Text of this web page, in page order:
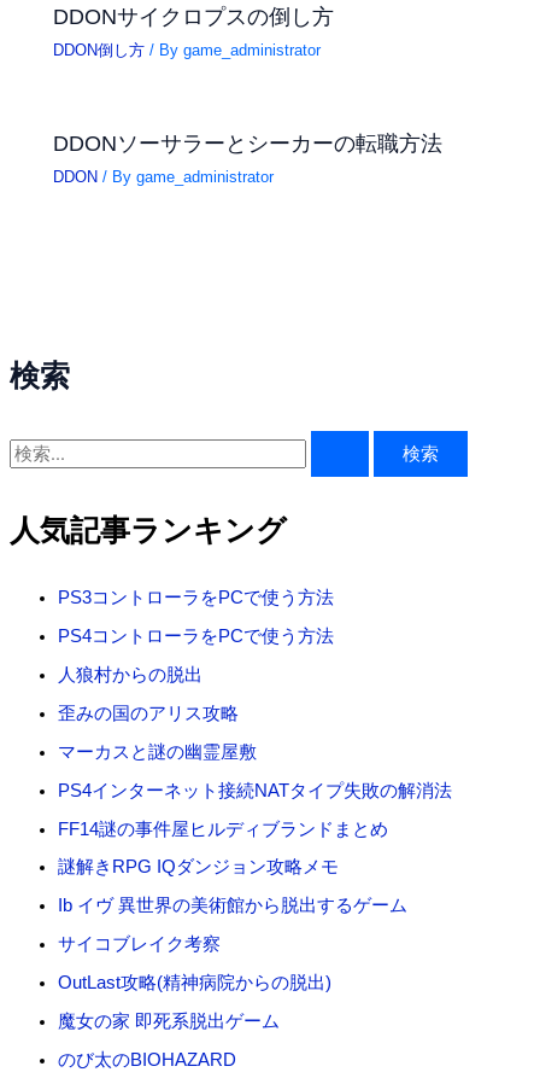
検索
検
対
象
人気記事ランキング
PS3コントローラをPCで使う方法
PS4コントローラをPCで使う方法
人狼村からの脱出
歪みの国のアリス攻略
マーカスと謎の幽霊屋敷
PS4インターネット接続NATタイプ失敗の解消法
FF14謎の事件屋ヒルディブランドまとめ
謎解きRPG IQダンジョン攻略メモ
Ib イヴ 異世界の美術館から脱出するゲーム
サイコブレイク考察
OutLast攻略(精神病院からの脱出)
魔女の家 即死系脱出ゲーム
のび太のBIOHAZARD
DDONサイクロプスの倒し方
DDON倒し方 / Bygame_administrator
DDONソーサラーとシーカーの転職方法
DDON / Bygame_administrator